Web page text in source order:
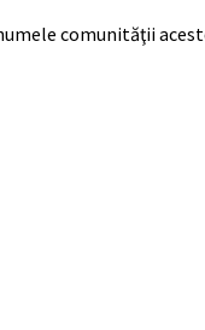
comunităţii